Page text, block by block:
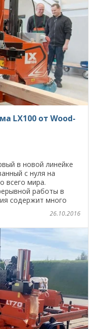
LX100 от Wood-
в новой линейке
с нуля на
всего мира.
работы в
содержит много
26.10.2016